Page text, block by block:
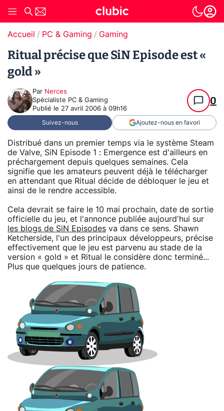
Accueil PC & Gaming Gaming
Ritual précise que SiN Episode est «
gold »
Par Nerces
Spécialiste PC & Gaming
Publié le 27 avril 2006 à 09h16
0
Suivez-nous Ajoutez-nous en favori
Distribué dans un premier temps via le système Steam
de Valve, SiN Episode 1 : Emergence est d'ailleurs en
préchargement depuis quelques semaines. Cela
signifie que les amateurs peuvent déjà le télécharger
en attendant que Ritual décide de débloquer le jeu et
ainsi de le rendre accessible.
Cela devrait se faire le 10 mai prochain, date de sortie
officielle du jeu, et l'annonce publiée aujourd'hui sur
les blogs de SiN Episodes va dans ce sens. Shawn
Ketcherside, l'un des principaux développeurs, précise
effectivement que le jeu est parvenu au stade de la
version « gold » et Ritual le considère donc terminé...
Plus que quelques jours de patience.